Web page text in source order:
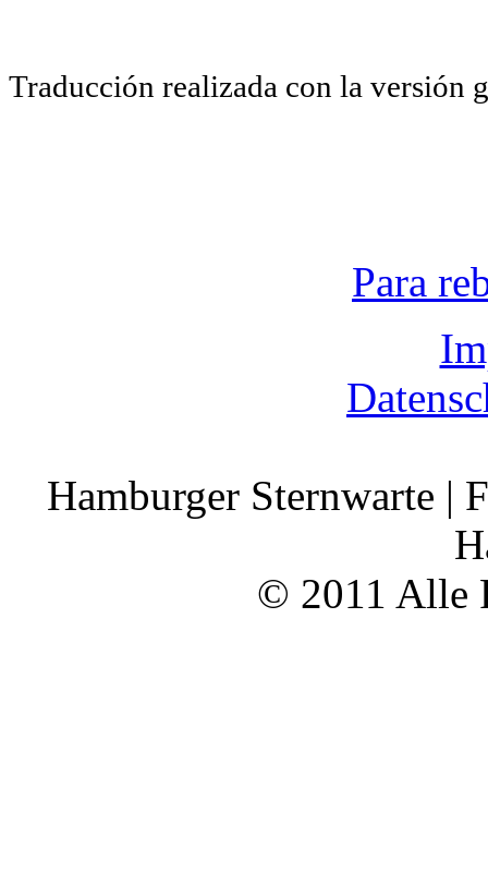
Traducción realizada con la versión
Para
Hamburger Sternwarte |
© 2011 Alle